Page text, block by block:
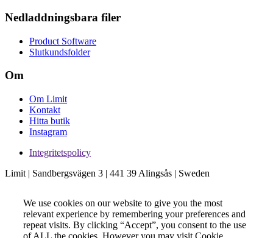
Nedladdningsbara filer
Product Software
Slutkundsfolder
Om
Om Limit
Kontakt
Hitta butik
Instagram
Integritetspolicy
Limit | Sandbergsvägen 3 | 441 39 Alingsås | Sweden
We use cookies on our website to give you the most
relevant experience by remembering your preferences and
repeat visits. By clicking “Accept”, you consent to the use